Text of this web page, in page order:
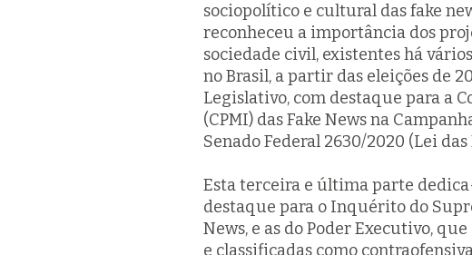
sociopolítico e cultural das fake
reconheceu a importância dos
sociedade civil, existentes há
no Brasil, a partir das eleições de
Legislativo, com destaque para a
(CPMI) das Fake News na
Senado Federal 2630/2020 (Lei das
Esta terceira e última parte
destaque para o Inquérito do
News, e as do Poder Executivo,
e classificadas como